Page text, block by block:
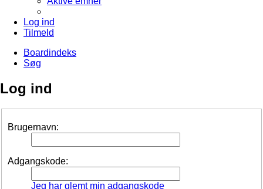
Log ind
Tilmeld
Boardindeks
Søg
Log ind
Brugernavn:
Adgangskode:
Jeg har glemt min adgangskode